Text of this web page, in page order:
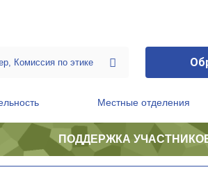
Местные отделения
ПОДДЕРЖКА